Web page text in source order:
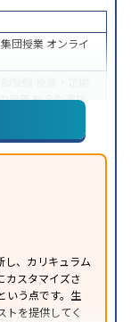
集団授業 オンライ
受験
定着総合型選抜
化対策
ート調査方法
し、カリキュラム
カスタマイズさ
いう点です。生
トを提供してく